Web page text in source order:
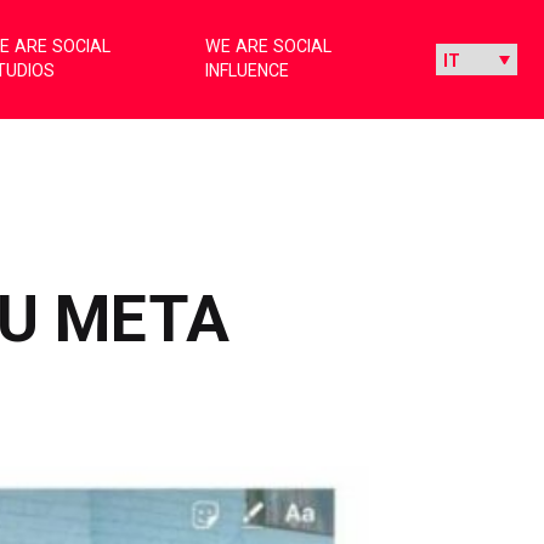
ARE SOCIAL
WE ARE SOCIAL
INFLUENCE
META